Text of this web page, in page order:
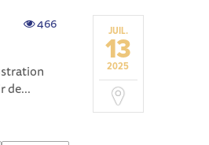
JUIL.
13
2025
466
de...